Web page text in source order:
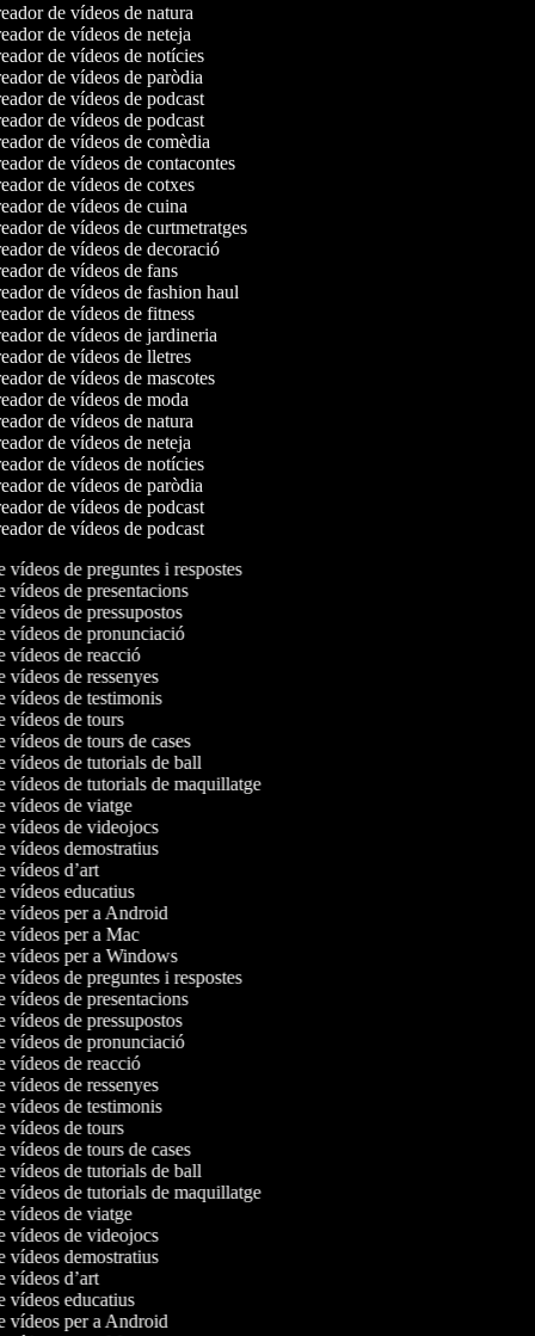
de vídeos de natura
de vídeos de neteja
de vídeos de notícies
de vídeos de paròdia
de vídeos de podcast
de vídeos de podcast
de vídeos de comèdia
de vídeos de contacontes
de vídeos de cotxes
de vídeos de cuina
de vídeos de curtmetratges
de vídeos de decoració
de vídeos de fans
de vídeos de fashion haul
de vídeos de fitness
de vídeos de jardineria
de vídeos de lletres
de vídeos de mascotes
de vídeos de moda
de vídeos de natura
de vídeos de neteja
de vídeos de notícies
de vídeos de paròdia
de vídeos de podcast
de vídeos de podcast
vídeos de preguntes i respostes
vídeos de presentacions
vídeos de pressupostos
vídeos de pronunciació
vídeos de reacció
vídeos de ressenyes
vídeos de testimonis
vídeos de tours
vídeos de tours de cases
vídeos de tutorials de ball
vídeos de tutorials de maquillatge
vídeos de viatge
vídeos de videojocs
vídeos demostratius
vídeos d’art
vídeos educatius
vídeos per a Android
vídeos per a Mac
vídeos per a Windows
vídeos de preguntes i respostes
vídeos de presentacions
vídeos de pressupostos
vídeos de pronunciació
vídeos de reacció
vídeos de ressenyes
vídeos de testimonis
vídeos de tours
vídeos de tours de cases
vídeos de tutorials de ball
vídeos de tutorials de maquillatge
vídeos de viatge
vídeos de videojocs
vídeos demostratius
vídeos d’art
vídeos educatius
vídeos per a Android